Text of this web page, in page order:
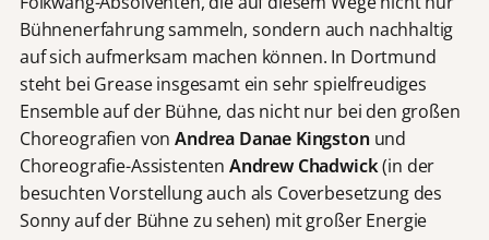
Bühnenerfahrung sammeln, sondern auch nachhaltig
auf sich aufmerksam machen können. In Dortmund
steht bei Grease insgesamt ein sehr spielfreudiges
Ensemble auf der Bühne, das nicht nur bei den großen
Choreografien vonAndrea Danae Kingstonund
Choreografie-Assistenten Andrew Chadwick(in der
besuchten Vorstellung auch als Coverbesetzung des
Sonny auf der Bühne zu sehen) mit großer Energie